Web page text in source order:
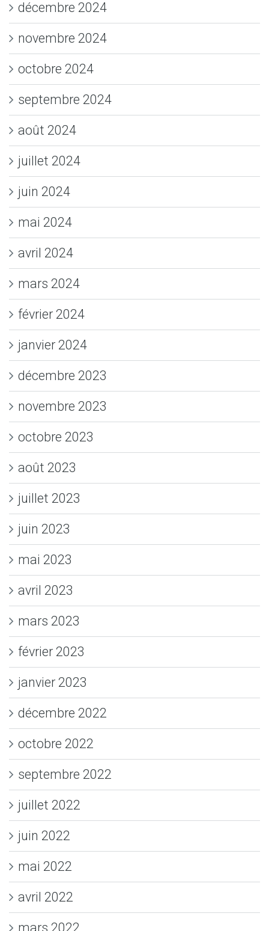
décembre 2024
novembre 2024
octobre 2024
septembre 2024
août 2024
juillet 2024
juin 2024
mai 2024
avril 2024
mars 2024
février 2024
janvier 2024
décembre 2023
novembre 2023
octobre 2023
août 2023
juillet 2023
juin 2023
mai 2023
avril 2023
mars 2023
février 2023
janvier 2023
décembre 2022
octobre 2022
septembre 2022
juillet 2022
juin 2022
mai 2022
avril 2022
mars 2022